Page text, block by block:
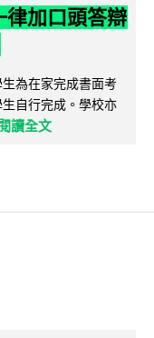
律加口頭答辯
為在家完成書面考
自行完成。學校亦
閱讀全文